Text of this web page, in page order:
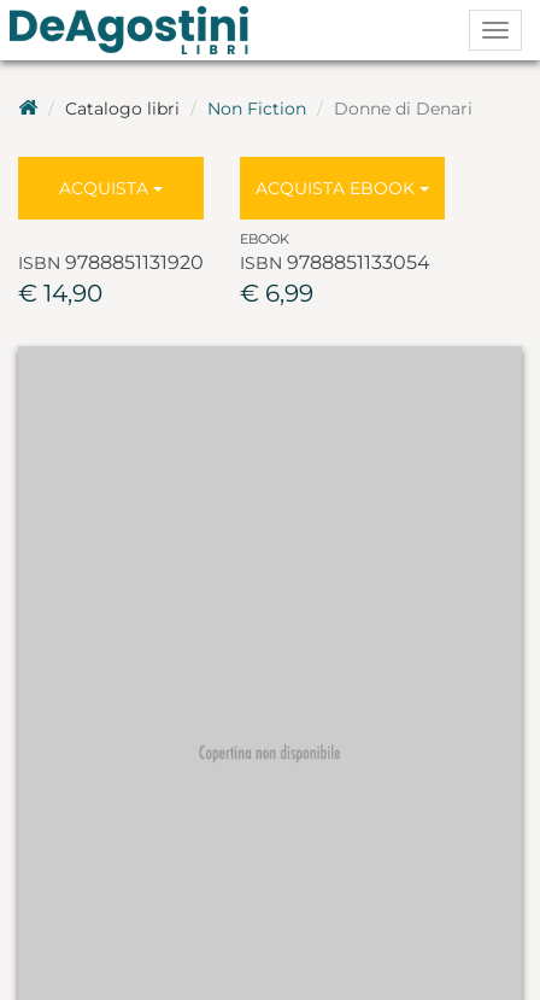
Catalogo libri Non Fiction Donne di Denari
ACQUISTA
ISBN 9788851131920
€ 14,90
ACQUISTA EBOOK
EBOOK
ISBN 9788851133054
€ 6,99